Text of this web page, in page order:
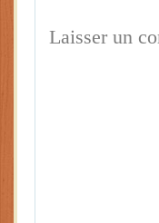
Laisser un